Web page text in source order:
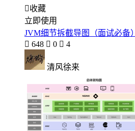
收藏
立即使用
JVM细节拆截导图（面试必备）
 648  0  4
清风徐来